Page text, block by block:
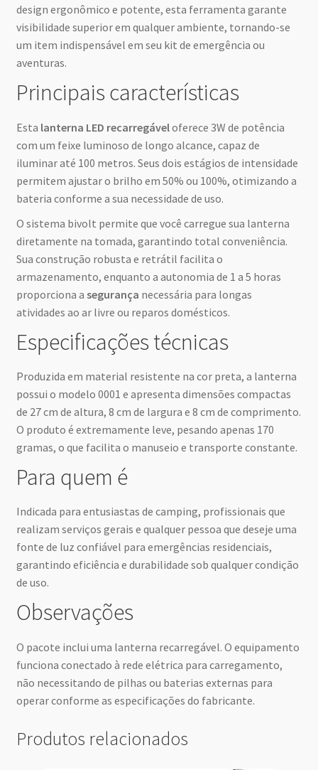
design ergonômico e potente, esta ferramenta garante
visibilidade superior em qualquer ambiente, tornando-se
um item indispensável em seu kit de emergência ou
aventuras.
Principais características
Esta lanterna LED recarregáveloferece 3W de potência
com um feixe luminoso de longo alcance, capaz de
iluminar até 100 metros. Seus dois estágios de intensidade
permitem ajustar o brilho em 50% ou 100%, otimizando a
bateria conforme a sua necessidade de uso.
O sistema bivolt permite que você carregue sua lanterna
diretamente na tomada, garantindo total conveniência.
Sua construção robusta e retrátil facilita o
armazenamento, enquanto a autonomia de 1 a 5 horas
proporciona a segurança necessária para longas
atividades ao ar livre ou reparos domésticos.
Especificações técnicas
Produzida em material resistente na cor preta, a lanterna
possui o modelo 0001 e apresenta dimensões compactas
de 27 cm de altura, 8 cm de largura e 8 cm de comprimento.
O produto é extremamente leve, pesando apenas 170
gramas, o que facilita o manuseio e transporte constante.
Para quem é
Indicada para entusiastas de camping, profissionais que
realizam serviços gerais e qualquer pessoa que deseje uma
fonte de luz confiável para emergências residenciais,
garantindo eficiência e durabilidade sob qualquer condição
de uso.
Observações
O pacote inclui uma lanterna recarregável. O equipamento
funciona conectado à rede elétrica para carregamento,
não necessitando de pilhas ou baterias externas para
operar conforme as especificações do fabricante.
Produtos relacionados